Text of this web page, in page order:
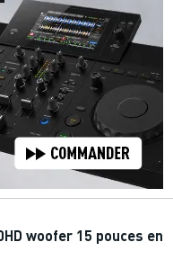
woofer 15 pouces en